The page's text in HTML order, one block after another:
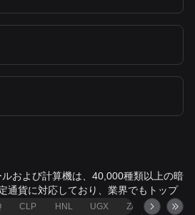
および計算機は、40,000種類以上の暗
通貨に対応しており、業界でもトップ
CLP HNL UGX ZAR TND